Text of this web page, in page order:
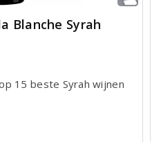
Blanche Syrah
15 beste Syrah wijnen